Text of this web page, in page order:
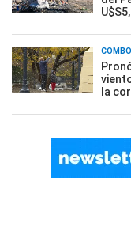
la